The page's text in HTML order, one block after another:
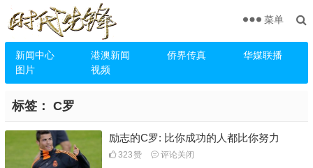
新闻中心 港澳新闻 侨界传真
华媒联播
图片
视频
菜单
标签： C罗
励志的C罗: 比你成功的人都比你努力
323赞 评论关闭